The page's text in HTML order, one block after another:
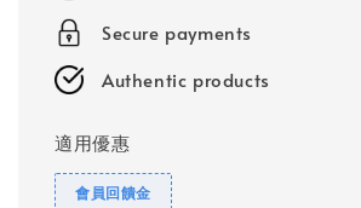
Secure payments
Authentic products
適用優惠
會員回饋金